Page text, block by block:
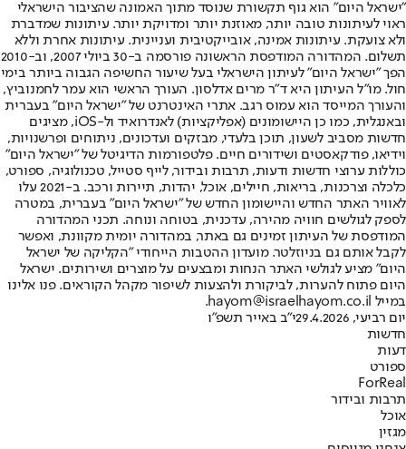
"ישראל היום" הוא גוף תקשורת שנוסד מתוך האמונה שהציבור הישראלי
ראוי לעיתונות טובה יותר, מאוזנת יותר ומדויקת יותר. עיתונות שמדברת
ולא צועקת. עיתונות אמינה, אובייקטיבית ועניינית. עיתונות אחרת וללא
תשלום. המהדורה המודפסת הראשונה פורסמה ב-30 ביולי 2007, וב-2010
הפך "ישראל היום" לעיתון הישראלי בעל שיעור החשיפה הגבוה ביותר בימי
חול. מו"ל העיתון היא ד"ר מרים אדלסון. העורך הראשי הוא עמר לחמנוביץ,
והעורך המייסד הוא עמוס רגב. אתרי האינטרנט של "ישראל היום" בעברית
ובאנגלית, כמו כן היישומונים (אפליקציות) לאנדרואיד ול-iOS, מציגים
חדשות מסביב לשעון, תוכן בלעדי, מבזקים ועדכונים, ניתוחים ופרשנויות,
וידיאו, פודקאסטים ושידורים חיים. פלטפורמות הדיגיטל של "ישראל היום"
כוללות ערוצי חדשות ודעות, תרבות ובידור, לייף סטייל, טכנולוגיה, ספורט,
כלכלה וצרכנות, בריאות, חיילים, אוכל, יהדות, תיירות ורכב. ב-2021 עלו
לאוויר האתר החדש והיישומון החדש של "ישראל היום" בעברית, במטרה
לספק לגולשים חוויה מהירה, עדכנית, בטוחה ונוחה. תכני המהדורה
המודפסת של העיתון זמינים גם באתר, במהדורה יומית מקוונת, ואפשר
לקבל אותם גם בניוזלטר. מועדון ההטבות הייחודי "הקליקה של ישראל
היום" מציע לגולשי האתר הנחות ומבצעים על מוצרים ושירותים. ישראל
היום פתוח להערות, לביקורת ולהצעות לשיפור מקהל הקוראים. פנו אלינו
במייל hayom@israelhayom.co.il.
יום רביעי, 29.4.2026
י"ב באייר תשפ"ו
חדשות
דעות
ספורט
ForReal
תרבות ובידור
אוכל
מגזין